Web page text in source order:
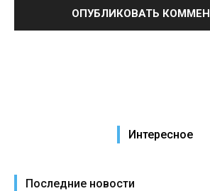
Интересное
Последние новости